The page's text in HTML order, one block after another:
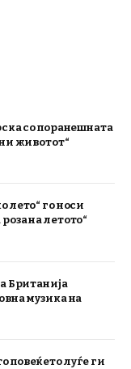
со поранешната
животот“
лето“ го носи
на летото“
Британија
музика на
повеќето луѓе ги